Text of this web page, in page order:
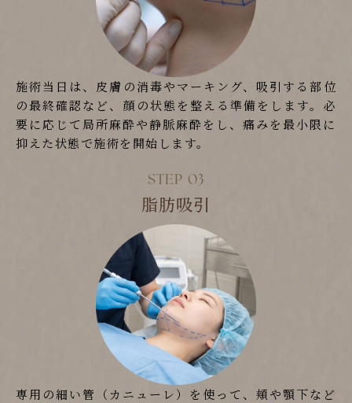
施術当日は、皮膚の消毒やマーキング、吸引する部位
の最終確認など、顔の状態を整える準備をします。必
要に応じて局所麻酔や静脈麻酔をし、痛みを最小限に
抑えた状態で施術を開始します。
脂肪吸引
専用の細い管（カニューレ）を使って、頬や顎下など